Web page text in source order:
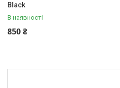
Black
В наявності
850 ₴